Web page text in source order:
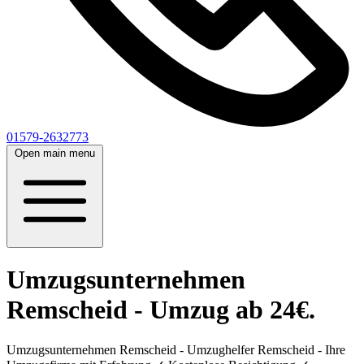
01579-2632773
Open main menu
Umzugsunternehmen
Remscheid - Umzug ab 24€.
Umzugsunternehmen Remscheid - Umzughelfer Remscheid - Ihre